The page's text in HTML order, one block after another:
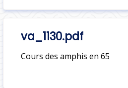
va_1130.pdf
Cours des amphis en 65